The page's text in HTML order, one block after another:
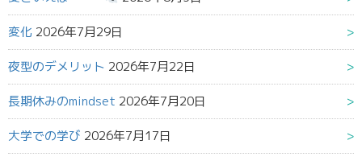
変化 2026年7月29日
夜型のデメリット 2026年7月22日
長期休みのmindset 2026年7月20日
大学での学び 2026年7月17日